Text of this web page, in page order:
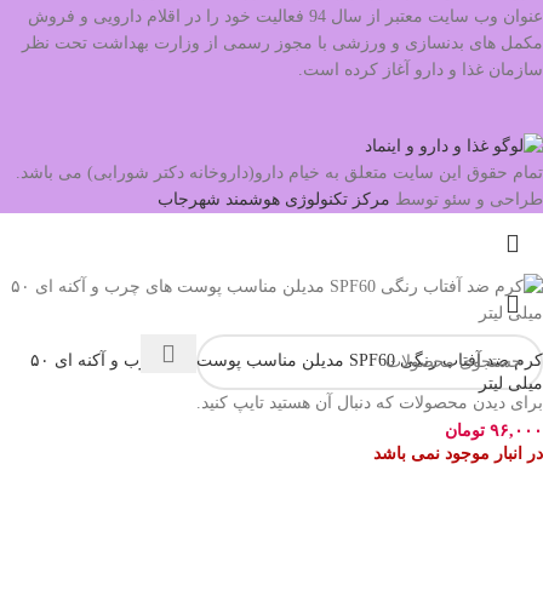
عنوان وب سایت معتبر از سال 94 فعالیت خود را در اقلام دارویی و فروش
مکمل های بدنسازی و ورزشی با مجوز رسمی از وزارت بهداشت تحت نظر
سازمان غذا و دارو آغاز کرده است.
تمام حقوق این سایت متعلق به خیام دارو(داروخانه دکتر شورابی) می باشد.
طراحی و سئو توسط مرکز تکنولوژی هوشمند شهرجاب
برای دیدن محصولات که دنبال آن هستید تایپ کنید.
کرم ضد آفتاب رنگی SPF60 مدیلن مناسب پوست های چرب و آکنه ای ۵۰
میلی لیتر
۹۶,۰۰۰ تومان
در انبار موجود نمی باشد